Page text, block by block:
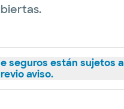
seguros están sujetos a
aviso.